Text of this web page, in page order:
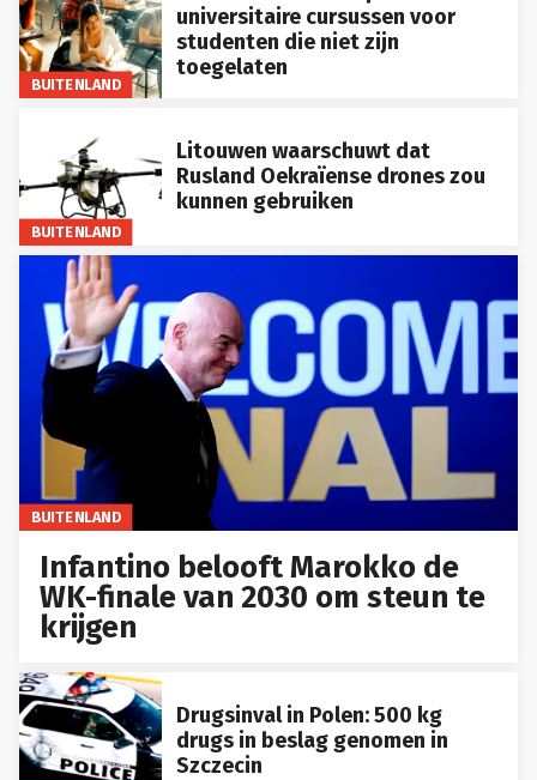
BUITENLAND
universitaire cursussen voor
studenten die niet zijn
toegelaten
BUITENLAND
Litouwen waarschuwt dat
Rusland Oekraïense drones zou
kunnen gebruiken
BUITENLAND
Infantino belooft Marokko de
WK-finale van 2030 om steun te
krijgen
Drugsinval in Polen: 500 kg
drugs in beslag genomen in
Szczecin